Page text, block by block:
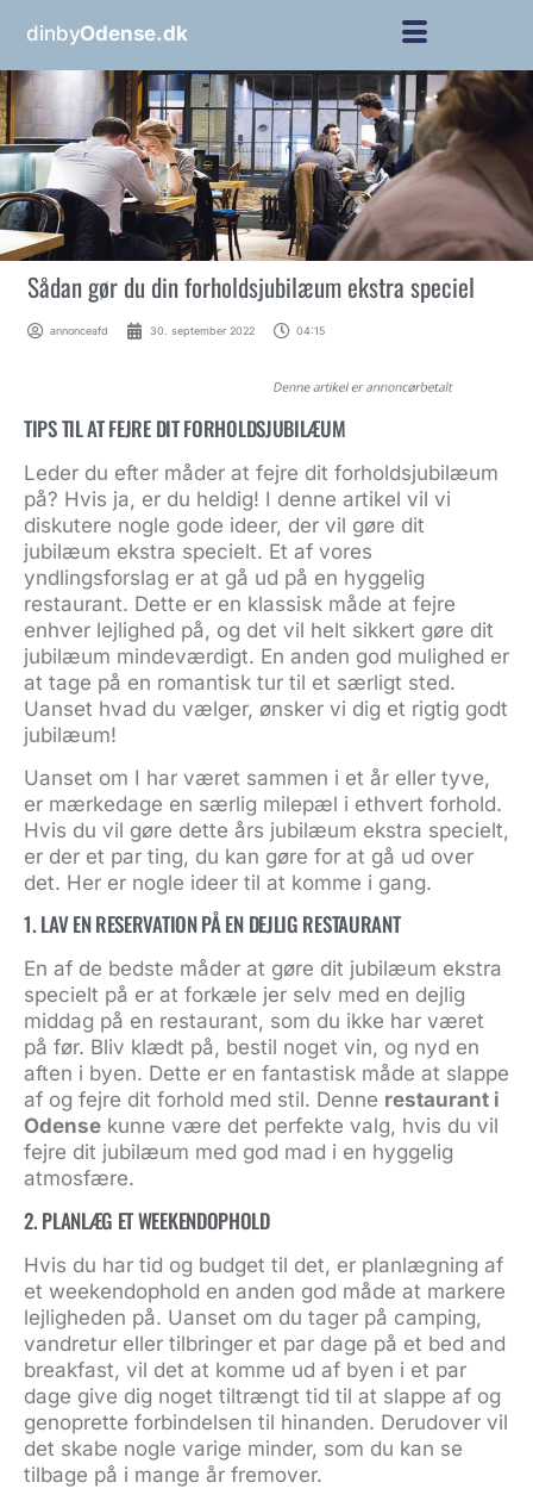
dinbyOdense.dk
Sådan gør du din forholdsjubilæum ekstra speciel
annonceafd 30. september 2022 04:15
TIPS TIL AT FEJRE DIT FORHOLDSJUBILÆUM
Leder du efter måder at fejre dit forholdsjubilæum
på? Hvis ja, er du heldig! I denne artikel vil vi
diskutere nogle gode ideer, der vil gøre dit
jubilæum ekstra specielt. Et af vores
yndlingsforslag er at gå ud på en hyggelig
restaurant. Dette er en klassisk måde at fejre
enhver lejlighed på, og det vil helt sikkert gøre dit
jubilæum mindeværdigt. En anden god mulighed er
at tage på en romantisk tur til et særligt sted.
Uanset hvad du vælger, ønsker vi dig et rigtig godt
jubilæum!
Uanset om I har været sammen i et år eller tyve,
er mærkedage en særlig milepæl i ethvert forhold.
Hvis du vil gøre dette års jubilæum ekstra specielt,
er der et par ting, du kan gøre for at gå ud over
det. Her er nogle ideer til at komme i gang.
1. LAV EN RESERVATION PÅ EN DEJLIG RESTAURANT
En af de bedste måder at gøre dit jubilæum ekstra
specielt på er at forkæle jer selv med en dejlig
middag på en restaurant, som du ikke har været
på før. Bliv klædt på, bestil noget vin, og nyd en
aften i byen. Dette er en fantastisk måde at slappe
af og fejre dit forhold med stil. Denne restaurant i
Odense kunne være det perfekte valg, hvis du vil
fejre dit jubilæum med god mad i en hyggelig
atmosfære.
2. PLANLÆG ET WEEKENDOPHOLD
Hvis du har tid og budget til det, er planlægning af
et weekendophold en anden god måde at markere
lejligheden på. Uanset om du tager på camping,
vandretur eller tilbringer et par dage på et bed and
breakfast, vil det at komme ud af byen i et par
dage give dig noget tiltrængt tid til at slappe af og
genoprette forbindelsen til hinanden. Derudover vil
det skabe nogle varige minder, som du kan se
tilbage på i mange år fremover.